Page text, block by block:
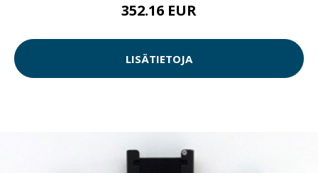
352.16 EUR
LISÄTIETOJA